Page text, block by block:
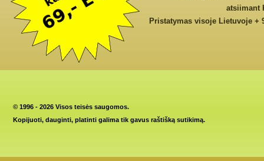
atsiimant
Pristatymas visoje Lietuvoje +
© 1996 - 2026 Visos teisės saugomos.
Kopijuoti, dauginti, platinti galima tik gavus raštišką sutikimą.